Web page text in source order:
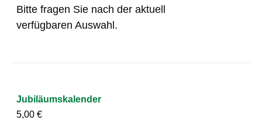
Bitte fragen Sie nach der aktuell
verfügbaren Auswahl.
Jubiläumskalender
5,00€